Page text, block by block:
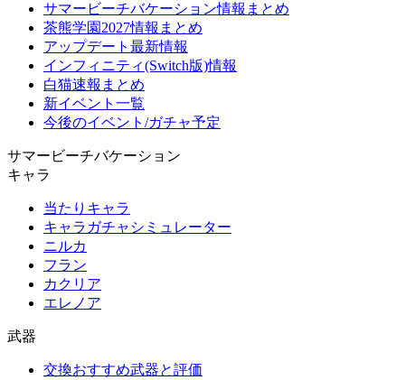
サマービーチバケーション情報まとめ
茶熊学園2027情報まとめ
アップデート最新情報
インフィニティ(Switch版)情報
白猫速報まとめ
新イベント一覧
今後のイベント/ガチャ予定
サマービーチバケーション
キャラ
当たりキャラ
キャラガチャシミュレーター
ニルカ
フラン
カクリア
エレノア
武器
交換おすすめ武器と評価